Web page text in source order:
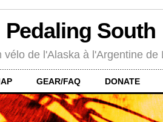
Pedaling South
vélo de l'Alaska à l'Argentine de
GEAR/FAQ DONATE